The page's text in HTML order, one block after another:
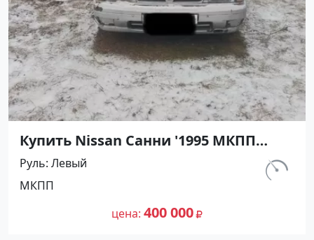
Купить Nissan Санни '1995 МКПП
(1400/90 л.с.) Бензин карбюратор
Абинск цвет Серебристый Седан по
цене 400000 рублей, объявление
№27476 на сайте Авторынок23
км.
Руль Левый
МКПП
цена 400 000